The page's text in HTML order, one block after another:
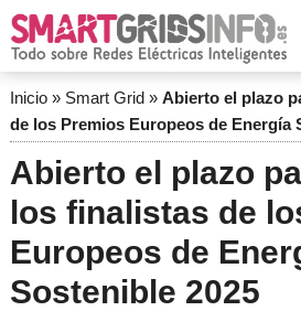
Inicio» Smart Grid» Abierto el plazo
de los Premios Europeos de Energía
Abierto el plazo
los finalistas de
Europeos de
Sostenible 2025